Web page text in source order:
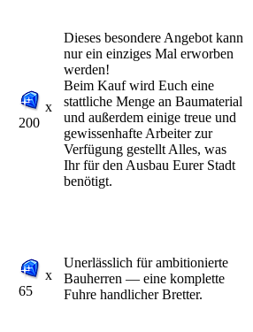
x
200
Dieses besondere Angebot kann
nur ein einziges Mal erworben
werden!
Beim Kauf wird Euch eine
stattliche Menge an Baumaterial
und außerdem einige treue und
gewissenhafte Arbeiter zur
Verfügung gestellt Alles, was
Ihr für den Ausbau Eurer Stadt
benötigt.
x
65
Unerlässlich für ambitionierte
Bauherren — eine komplette
Fuhre handlicher Bretter.